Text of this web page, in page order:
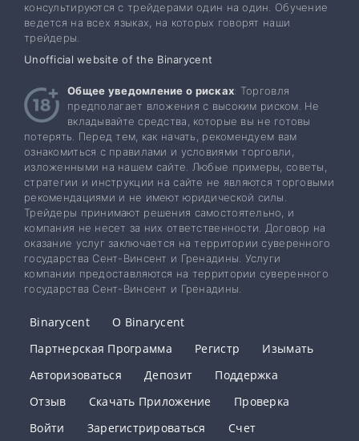
консультируются с трейдерами один на один. Обучение
ведется на всех языках, на которых говорят наши
трейдеры.
Unofficial website of the Binarycent
Общее уведомление о рисках: Торговля
предполагает вложения с высоким риском. Не
вкладывайте средства, которые вы не готовы
потерять. Перед тем, как начать, рекомендуем вам
ознакомиться с правилами и условиями торговли,
изложенными на нашем сайте. Любые примеры, советы,
стратегии и инструкции на сайте не являются торговыми
рекомендациями и не имеют юридической силы.
Трейдеры принимают решения самостоятельно, и
компания не несет за них ответственности. Договор на
оказание услуг заключается на территории суверенного
государства Сент-Винсент и Гренадины. Услуги
компании предоставляются на территории суверенного
государства Сент-Винсент и Гренадины.
Binarycent
О Binarycent
Партнерская Программа
Регистр
Изымать
Авторизоваться
Депозит
Поддержка
Отзыв
Скачать Приложение
Проверка
Войти
Зарегистрироваться Счет